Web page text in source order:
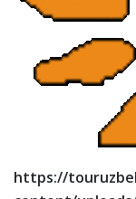
https://